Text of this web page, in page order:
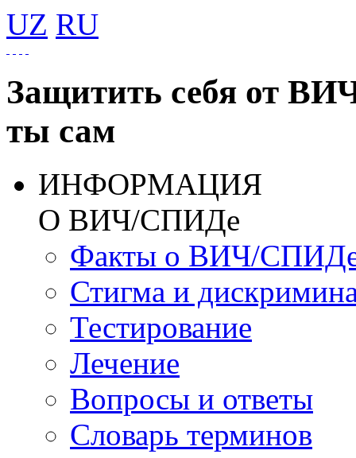
UZ RU
Защитить себя от
ты сам
ИНФОРМАЦИЯ
О ВИЧ/СПИДе
Факты о ВИЧ/
Стигма и
Тестирование
Лечение
Вопросы и ответы
Словарь терминов